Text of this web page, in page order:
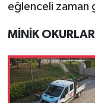
eğlenceli zaman
MİNİK